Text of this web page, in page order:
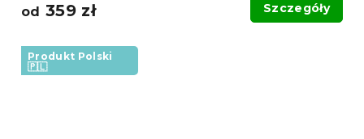
od 359 zł Szczegóły
Produkt Polski
🇵🇱